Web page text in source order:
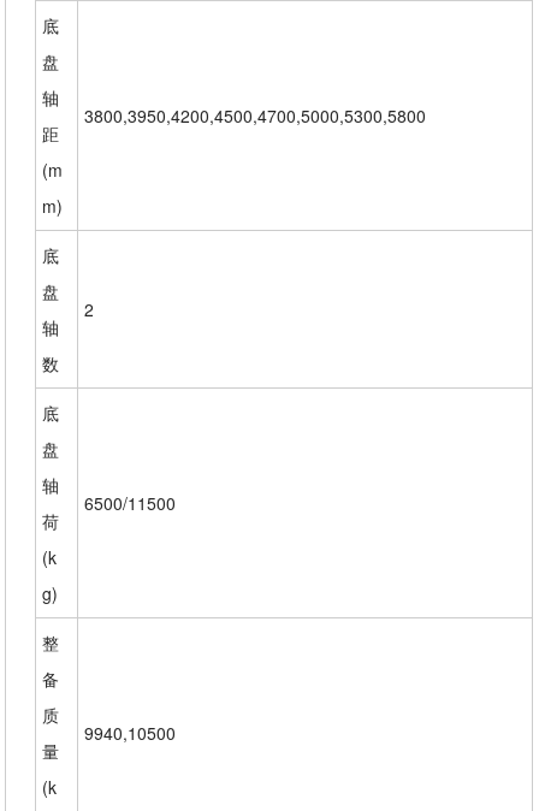
底
盘
轴
距
(m
m)
3800,3950,4200,4500,4700,5000,5300,5800
底
盘
轴
数
2
底
盘
轴
荷
(k
g)
6500/11500
整
备
质
量
(k
9940,10500